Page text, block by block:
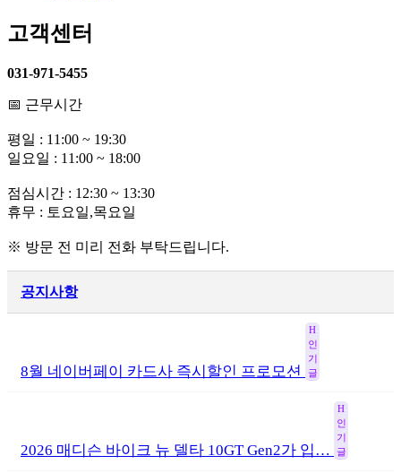
고객센터
031-971-5455
📅 근무시간
평일 : 11:00 ~ 19:30
일요일 : 11:00 ~ 18:00
점심시간 : 12:30 ~ 13:30
휴무 : 토요일,목요일
※ 방문 전 미리 전화 부탁드립니다.
공지사항
8월 네이버페이 카드사 즉시할인 프로모션
H
인
기
글
2026 매디슨 바이크 뉴 델타 10GT Gen2가 입…
H
인
기
글